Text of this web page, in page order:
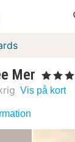
Mer , 3 Stjerner
Vis på kort